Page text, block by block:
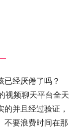
已经厌倦了吗？
视频聊天平台全天
并且经过验证，
不要浪费时间在那